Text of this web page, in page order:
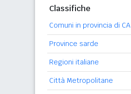
Classifiche
Comuni in provincia di CA
Province sarde
Regioni italiane
Città Metropolitane